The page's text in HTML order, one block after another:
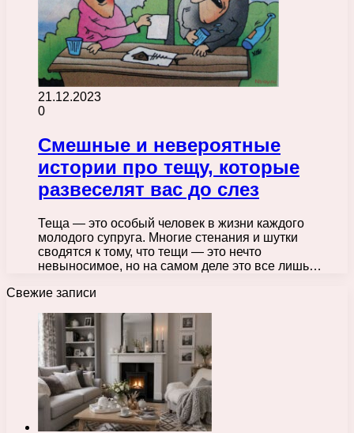
21.12.2023
0
Смешные и невероятные
истории про тещу, которые
развеселят вас до слез
Теща — это особый человек в жизни каждого
молодого супруга. Многие стенания и шутки
сводятся к тому, что тещи — это нечто
невыносимое, но на самом деле это все лишь…
Свежие записи